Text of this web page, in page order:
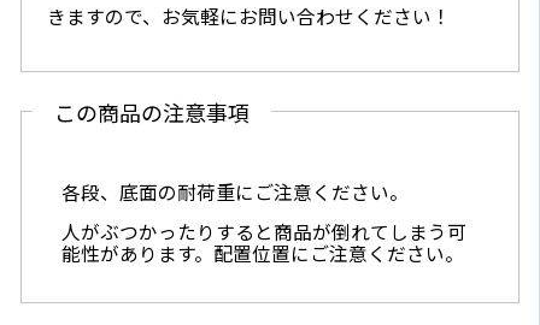
きますので、お気軽にお問い合わせください！
この商品の注意事項
各段、底面の耐荷重にご注意ください。
人がぶつかったりすると商品が倒れてしまう可
能性があります。配置位置にご注意ください。